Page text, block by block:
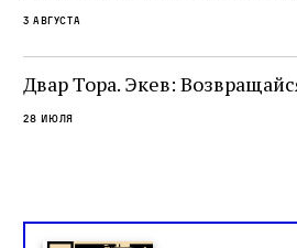
3 августа
Двар Тора. Экев:
28 июля